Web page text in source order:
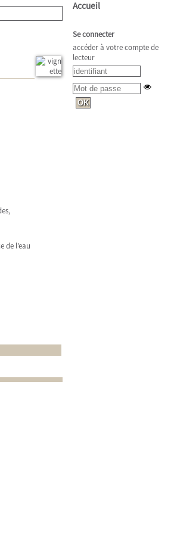
de l’eau
Accueil
Se connecter
accéder à votre compte de
lecteur